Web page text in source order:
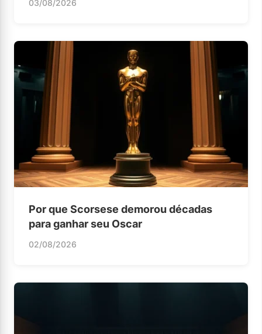
03/08/2026
Por que Scorsese demorou décadas
para ganhar seu Oscar
02/08/2026